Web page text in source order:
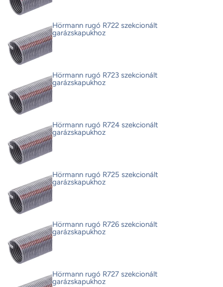
Hörmann rugó R722 szekcionált
garázskapukhoz
Hörmann rugó R723 szekcionált
garázskapukhoz
Hörmann rugó R724 szekcionált
garázskapukhoz
Hörmann rugó R725 szekcionált
garázskapukhoz
Hörmann rugó R726 szekcionált
garázskapukhoz
Hörmann rugó R727 szekcionált
garázskapukhoz